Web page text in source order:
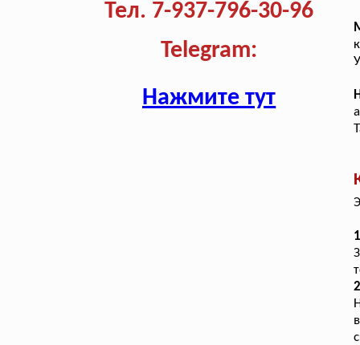
Тел. 7-937-796-30-96
Telegram:
Нажмите тут